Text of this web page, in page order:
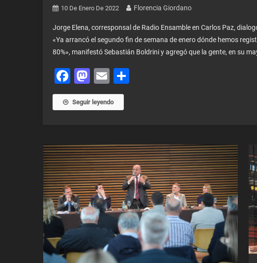
10 De Enero De 2022 Florencia Giordano
Jorge Elena, corresponsal de Radio Ensamble en Carlos Paz,
«Ya arrancó el segundo fin de semana de enero dónde hemos
80%», manifestó Sebastián Boldrini y agregó que la gente, en su
Facebook
Mastodon
Email
Seguir leyendo